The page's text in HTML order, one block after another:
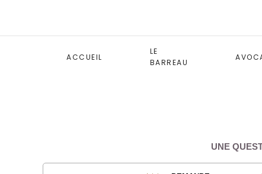
ACCUEIL
LE
BARREAU
UNE